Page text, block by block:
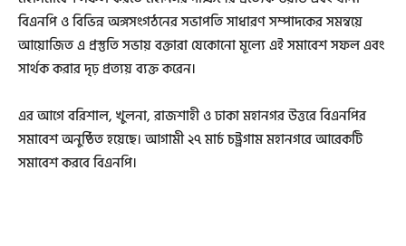
বিএনপি ও বিভিন্ন অঙ্গসংগঠনের সভাপতি সাধারণ সম্পাদকের সমন্বয়ে
আয়োজিত এ প্রস্তুতি সভায় বক্তারা যেকোনো মূল্যে এই সমাবেশ সফল এবং
সার্থক করার দৃঢ় প্রত্যয় ব্যক্ত করেন।
এর আগে বরিশাল, খুলনা, রাজশাহী ও ঢাকা মহানগর উত্তরে বিএনপির
সমাবেশ অনুষ্ঠিত হয়েছে। আগামী ২৭ মার্চ চট্ট্রগাম মহানগরে আরেকটি
সমাবেশ করবে বিএনপি।